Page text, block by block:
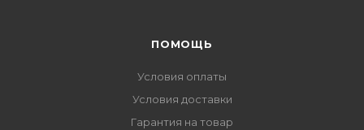
ПОМОЩЬ
Условия оплаты
Условия доставки
Гарантия на товар